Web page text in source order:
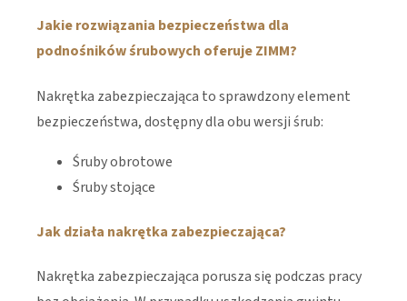
Jakie rozwiązania bezpieczeństwa dla
podnośników śrubowych oferuje ZIMM?
Nakrętka zabezpieczająca to sprawdzony element
bezpieczeństwa, dostępny dla obu wersji śrub:
Śruby obrotowe
Śruby stojące
Jak działa nakrętka zabezpieczająca?
Nakrętka zabezpieczająca porusza się podczas pracy